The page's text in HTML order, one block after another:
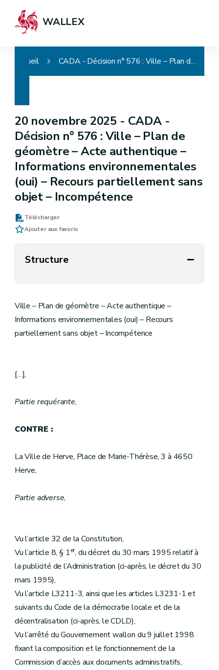
WALLEX
Accueil CADA - Décision n° 576 : Ville – Plan de géomètre – Acte authentique – Informations environnementales (oui) – Recours partiellement sans objet – Incompétence
20 novembre 2025 - CADA -
Décision n° 576 : Ville – Plan de
géomètre – Acte authentique –
Informations environnementales
(oui) – Recours partiellement sans
objet – Incompétence
Télécharger
Ajouter aux favoris
Structure
Ville – Plan de géomètre – Acte authentique –
Informations environnementales (oui) – Recours
partiellement sans objet – Incompétence
[…],
Partie requérante,
CONTRE :
La Ville de Herve, Place de Marie-Thérèse, 3 à 4650
Herve,
Partie adverse,
Vu l’article 32 de la Constitution,
Vu l’article 8, § 1er, du décret du 30 mars 1995 relatif à
la publicité de l’Administration (ci-après, le décret du 30
mars 1995),
Vu l’article L3211-3, ainsi que les articles L3231-1 et
suivants du Code de la démocratie locale et de la
décentralisation (ci-après, le CDLD),
Vu l’arrêté du Gouvernement wallon du 9 juillet 1998
fixant la composition et le fonctionnement de la
Commission d’accès aux documents administratifs,